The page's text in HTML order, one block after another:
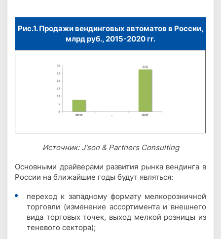
Рис.1. Продажи вендинговых автоматов в России,
млрд руб., 2015-2020 гг.
Источник: J'son & Partners Consulting
Основными драйверами развития рынка вендинга в
России на ближайшие годы будут являться:
переход к западному формату мелкорозничной
торговли (изменение ассортимента и внешнего
вида торговых точек, выход мелкой розницы из
теневого сектора);